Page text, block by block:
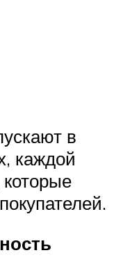
в
каждой